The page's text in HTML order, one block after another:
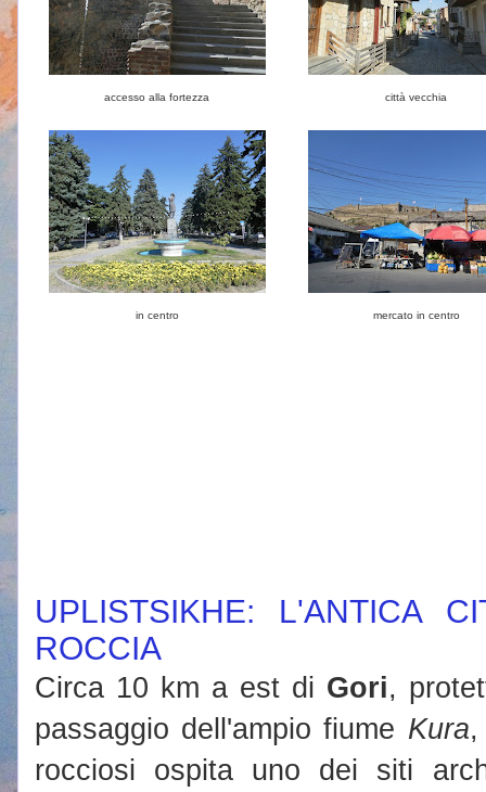
accesso alla fortezza città vecchia
in centro mercato in centro
UPLISTSIKHE: L'ANTICA
ROCCIA
Circa 10 km a est di Gori,
passaggio dell'ampio fiume Kura
rocciosi ospita uno dei siti